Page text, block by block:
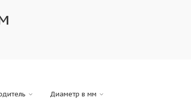
Диаметр в мм